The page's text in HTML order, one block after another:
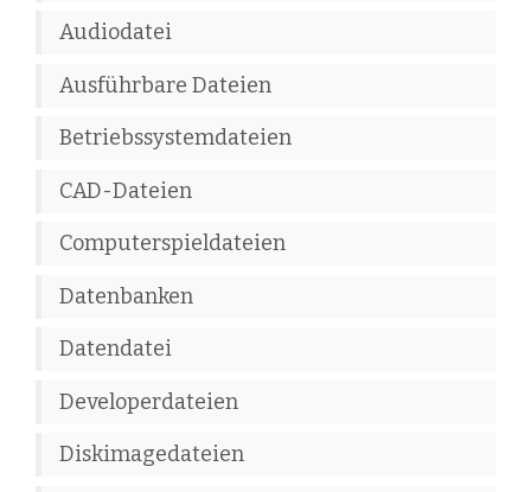
Audiodatei
Ausführbare Dateien
Betriebssystemdateien
CAD-Dateien
Computerspieldateien
Datenbanken
Datendatei
Developerdateien
Diskimagedateien